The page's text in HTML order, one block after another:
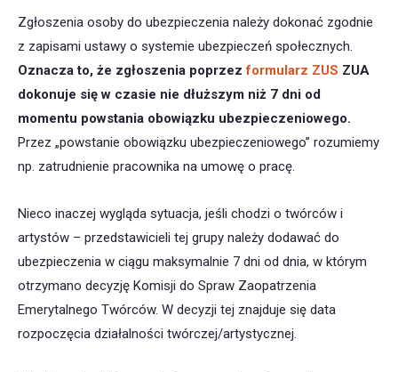
Zgłoszenia osoby do ubezpieczenia należy dokonać zgodnie
z zapisami ustawy o systemie ubezpieczeń społecznych.
Oznacza to, że zgłoszenia poprzezformularz ZUS ZUA
dokonuje się w czasie nie dłuższym niż 7 dni od
momentu powstania obowiązku ubezpieczeniowego.
Przez „powstanie obowiązku ubezpieczeniowego” rozumiemy
np. zatrudnienie pracownika na umowę o pracę.
Nieco inaczej wygląda sytuacja, jeśli chodzi o twórców i
artystów – przedstawicieli tej grupy należy dodawać do
ubezpieczenia w ciągu maksymalnie 7 dni od dnia, w którym
otrzymano decyzję Komisji do Spraw Zaopatrzenia
Emerytalnego Twórców. W decyzji tej znajduje się data
rozpoczęcia działalności twórczej/artystycznej.